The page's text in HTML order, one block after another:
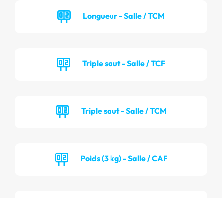
Longueur - Salle / TCM
Triple saut - Salle / TCF
Triple saut - Salle / TCM
Poids (3 kg) - Salle / CAF